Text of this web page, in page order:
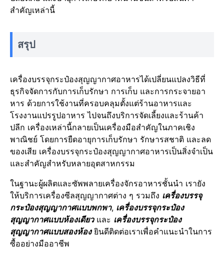
สำคัญเหล่านี้
สรุป
เครื่องบรรจุกระป๋องสุญญากาศอาหารได้เปลี่ยนแปลงวิธีที่
ธุรกิจจัดการกับการเก็บรักษา การเก็บ และการกระจายอา
หาร ด้วยการใช้งานที่ครอบคลุมตั้งแต่ร้านอาหารและ
โรงงานแปรรูปอาหาร ไปจนถึงบริการจัดเลี้ยงและร้านค้า
ปลีก เครื่องเหล่านี้กลายเป็นเครื่องมือสำคัญในภาคเชิง
พาณิชย์ โดยการยืดอายุการเก็บรักษา รักษารสชาติ และลด
ของเสีย เครื่องบรรจุกระป๋องสุญญากาศอาหารเป็นสิ่งจำเป็น
และสำคัญสำหรับหลายอุตสาหกรรม
ในฐานะผู้ผลิตและซัพพลายเครื่องจักรอาหารชั้นนำ เรายัง
ให้บริการเครื่องซีลสุญญากาศต่าง ๆ รวมถึง เครื่องบรรจุ
กระป๋องสุญญากาศแบบพกพา, เครื่องบรรจุกระป๋อง
สุญญากาศแบบห้องเดียวและ เครื่องบรรจุกระป๋อง
สุญญากาศแบบสองห้องยินดีติดต่อเราเพื่อคำแนะนำในการ
ซื้ออย่างมืออาชีพ